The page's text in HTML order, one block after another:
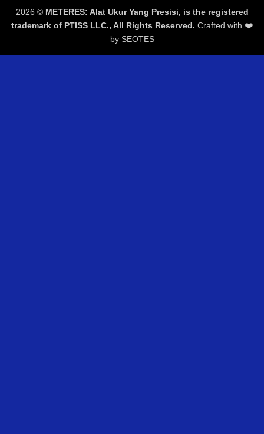
2026 © METERES: Alat Ukur Yang Presisi, is the registered
trademark of PTISS LLC., All Rights Reserved. Crafted with ❤️
by SEOTES